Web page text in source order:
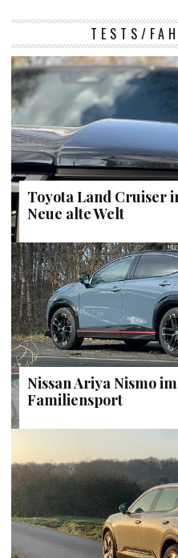
TESTS/
Toyota Land Cruiser
Neue alte Welt
Nissan Ariya Nismo
Familiensport